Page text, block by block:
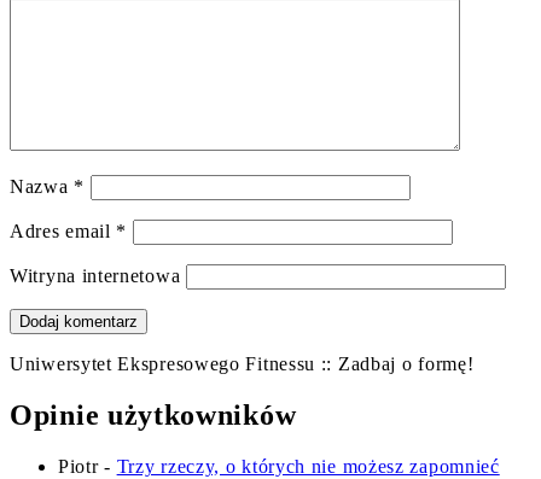
Nazwa *
Adres email *
Witryna internetowa
Uniwersytet Ekspresowego Fitnessu :: Zadbaj o formę!
Opinie użytkowników
Piotr- Trzy rzeczy, o których nie możesz zapomnieć